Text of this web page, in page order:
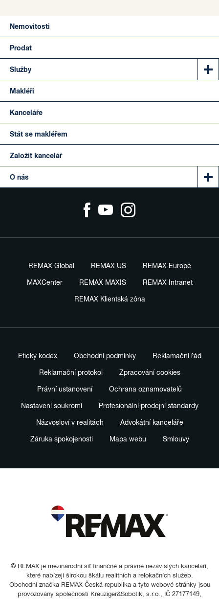
Nemovitosti
Prodat
Služby
Makléři
Kanceláře
Stát se makléřem
Založit kancelář
O nás
REMAX Global REMAX US REMAX Europe
MAXCenter REMAX MAXIS REMAX Intranet
REMAX Klientská zóna
Etický kodex Obchodní podmínky Reklamační řád
Reklamační protokol Zpracování cookies
Právní ustanovení Ochrana oznamovatelů
Nastavení soukromí Profesionální prodejní standardy
Názvosloví v realitách Advokátní kanceláře
Záruka spokojenosti Mapa webu Smlouvy
© REMAX je mezinárodní síť finančně a právně nezávislých kanceláří,
které nabízejí širokou škálu realitních a relokačních služeb.
Obchodní značka REMAX Česká republika a tyto webové stránky jsou
provozovány společností Kreuziger&Sobotik, s.r.o., IČ 27177149,